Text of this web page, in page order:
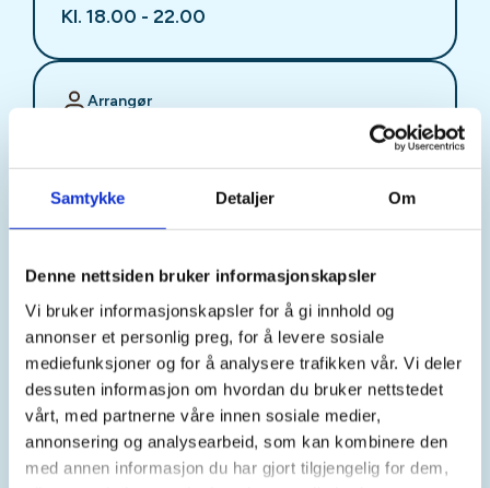
Samtykke Detaljer Om
Denne nettsiden bruker informasjonskapsler
Vi bruker informasjonskapsler for å gi innhold og
annonser et personlig preg, for å levere sosiale
mediefunksjoner og for å analysere trafikken vår. Vi deler
dessuten informasjon om hvordan du bruker nettstedet
vårt, med partnerne våre innen sosiale medier,
annonsering og analysearbeid, som kan kombinere den
med annen informasjon du har gjort tilgjengelig for dem,
Kl. 18.00 - 22.00
Arrangør
Kontaktperson
sjffung@outlook.com
Fast fredagsmøte i
Ungdomsutvalget SJFF
(SJFFU)